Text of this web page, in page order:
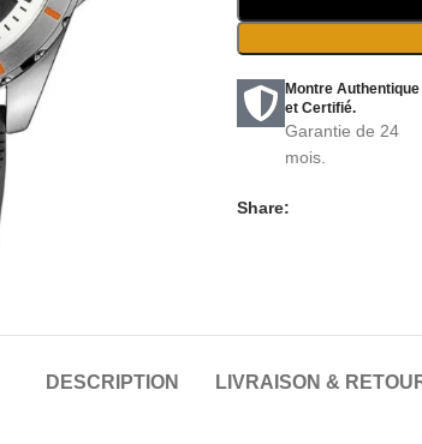
Montre Authentique
et Certifié.
Garantie de 24
mois.
Share:
DESCRIPTION LIVRAISON &